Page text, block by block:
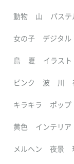
動物 山 パステ
女の子 デジタル
鳥 夏 イラスト
ピンク 波 川
キラキラ ポップ
黄色 インテリア
メルヘン 夜景